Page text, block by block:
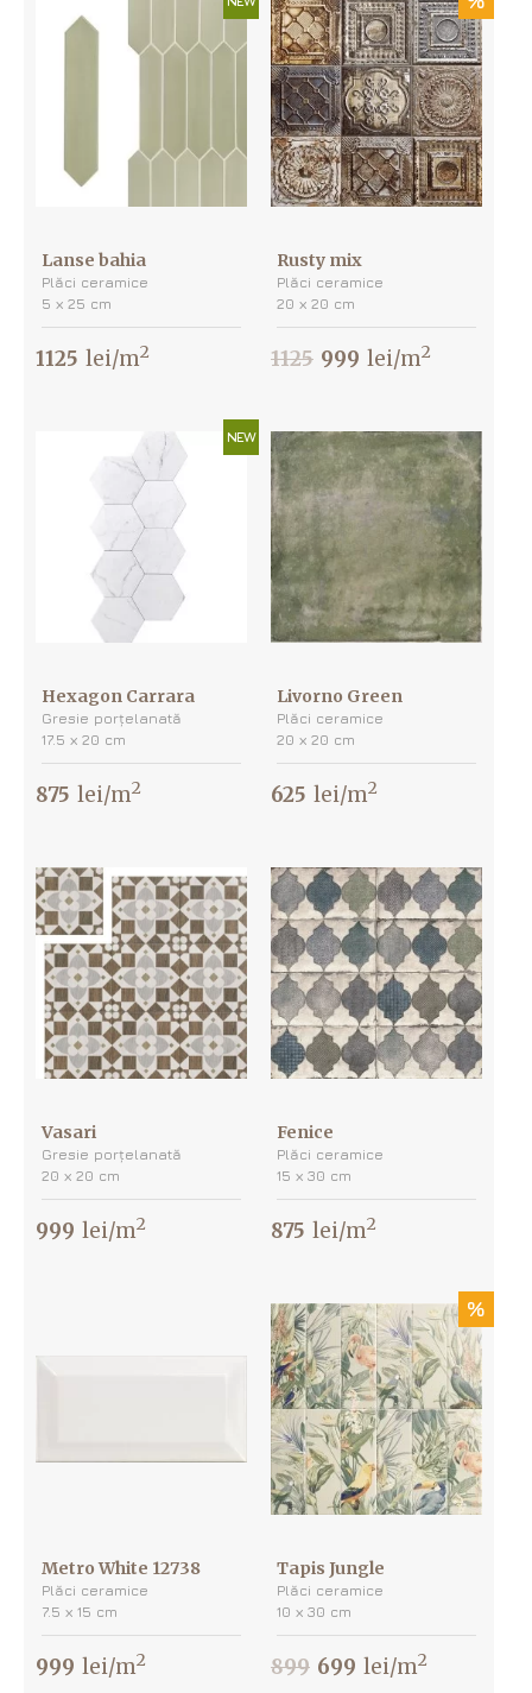
Lanse bahia
Plăci ceramice
5 х 25 cm
1125 lei/m2
Rusty mix
Plăci ceramice
20 х 20 cm
1125 999 lei/m2
NEW
Hexagon Carrara
Gresie porțelanată
17.5 х 20 cm
875 lei/m2
Livorno Green
Plăci ceramice
20 х 20 cm
625 lei/m2
Vasari
Gresie porțelanată
20 х 20 cm
999 lei/m2
Fenice
Plăci ceramice
15 х 30 cm
875 lei/m2
Metro White 12738
Plăci ceramice
7.5 х 15 cm
999 lei/m2
%
Tapis Jungle
Plăci ceramice
10 х 30 cm
899 699 lei/m2